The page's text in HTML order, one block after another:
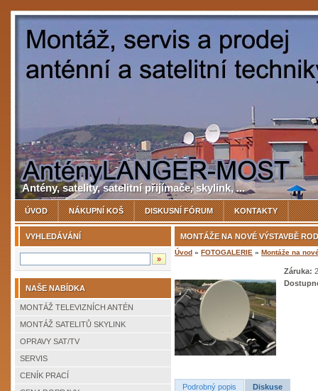
Antény, satelity, satelitní přijímače, skylink, ...
ÚVOD NÁKUPNÍ KOŠ DISKUSNÍ FÓRUM KONTAKTY
VYHLEDÁVÁNÍ
NAŠE NABÍDKA
MONTÁŽ TELEVIZNÍCH ANTÉN
MONTÁŽ SATELITŮ SKYLINK
OPRAVY SAT/TV
SERVIS
CENÍK PRACÍ
MONTÁŽE NA NOVÉ VÝSTAVBĚ
Úvod » FOTOGALERIE » Montáže na
Záruka:
Podrobný popis Diskuse